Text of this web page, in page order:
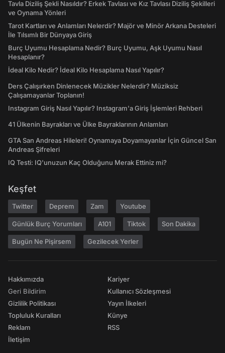
Tavla Diziliş Şekli Nasıldır? Erkek Tavlası ve Kız Tavlası Diziliş Şekilleri
ve Oynama Yönleri
Tarot Kartları ve Anlamları Nelerdir? Majör ve Minör Arkana Desteleri
İle Tılsımlı Bir Dünyaya Giriş
Burç Uyumu Hesaplama Nedir? Burç Uyumu, Aşk Uyumu Nasıl
Hesaplanır?
İdeal Kilo Nedir? İdeal Kilo Hesaplama Nasıl Yapılır?
Ders Çalışırken Dinlenecek Müzikler Nelerdir? Müziksiz
Çalışamayanlar Toplanın!
Instagram Giriş Nasıl Yapılır? Instagram'a Giriş İşlemleri Rehberi
41 Ülkenin Bayrakları ve Ülke Bayraklarının Anlamları
GTA San Andreas Hileleri! Oynamaya Doyamayanlar İçin Güncel San
Andreas Şifreleri
IQ Testi: IQ'unuzun Kaç Olduğunu Merak Ettiniz mi?
Keşfet
Twitter Deprem Zam Youtube
Günlük Burç Yorumları A101 Tiktok Son Dakika
Bugün Ne Pişirsem Gezilecek Yerler
Hakkımızda
Geri Bildirim
Gizlilik Politikası
Topluluk Kuralları
Reklam
İletişim
Kariyer
Kullanıcı Sözleşmesi
Yayın İlkeleri
Künye
RSS